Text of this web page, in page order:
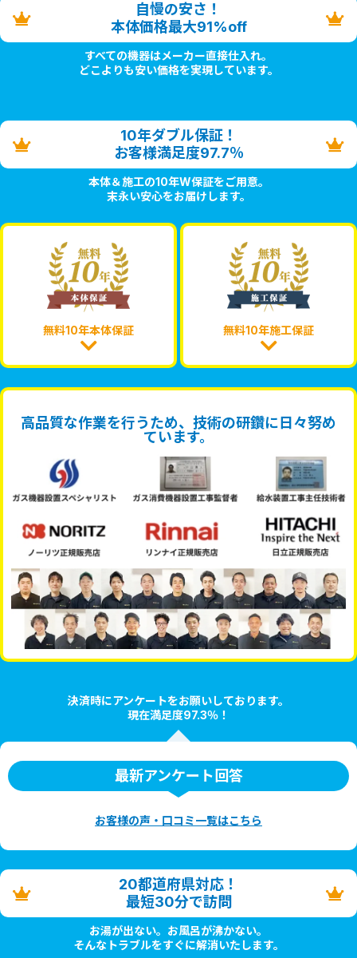
自慢の安さ！
本体価格最大91%off
すべての機器はメーカー直接仕入れ。
どこよりも安い価格を実現しています。
10年ダブル保証！
お客様満足度97.7％
本体＆施工の10年W保証をご用意。
末永い安心をお届けします。
無料10年本体保証 無料10年施工保証
高品質な作業を行うため、技術の研鑽に日々努め
ています。
決済時にアンケートをお願いしております。
現在満足度97.3％！
最新アンケート回答
お客様の声・口コミ一覧はこちら
20都道府県対応！
最短30分で訪問
お湯が出ない。お風呂が沸かない。
そんなトラブルをすぐに解消いたします。